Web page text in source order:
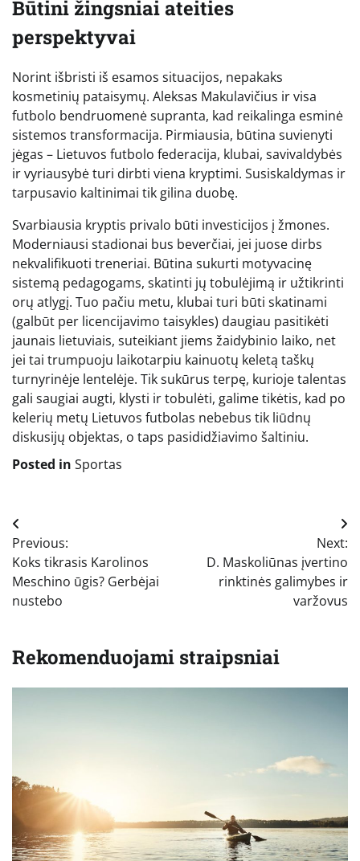
Būtini žingsniai ateities
perspektyvai
Norint išbristi iš esamos situacijos, nepakaks
kosmetinių pataisymų. Aleksas Makulavičius ir visa
futbolo bendruomenė supranta, kad reikalinga esminė
sistemos transformacija. Pirmiausia, būtina suvienyti
jėgas – Lietuvos futbolo federacija, klubai, savivaldybės
ir vyriausybė turi dirbti viena kryptimi. Susiskaldymas ir
tarpusavio kaltinimai tik gilina duobę.
Svarbiausia kryptis privalo būti investicijos į žmones.
Moderniausi stadionai bus beverčiai, jei juose dirbs
nekvalifikuoti treneriai. Būtina sukurti motyvacinę
sistemą pedagogams, skatinti jų tobulėjimą ir užtikrinti
orų atlygį. Tuo pačiu metu, klubai turi būti skatinami
(galbūt per licencijavimo taisykles) daugiau pasitikėti
jaunais lietuviais, suteikiant jiems žaidybinio laiko, net
jei tai trumpuoju laikotarpiu kainuotų keletą taškų
turnyrinėje lentelėje. Tik sukūrus terpę, kurioje talentas
gali saugiai augti, klysti ir tobulėti, galime tikėtis, kad po
kelerių metų Lietuvos futbolas nebebus tik liūdnų
diskusijų objektas, o taps pasididžiavimo šaltiniu.
Posted in Sportas
Navigacija
tarp
įrašų
Previous:
Koks tikrasis Karolinos
Meschino ūgis? Gerbėjai
nustebo
Next:
D. Maskoliūnas įvertino
rinktinės galimybes ir
varžovus
Rekomenduojami straipsniai